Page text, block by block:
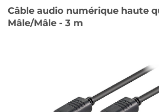
Câble audio numérique haute
Mâle/Mâle - 3 m